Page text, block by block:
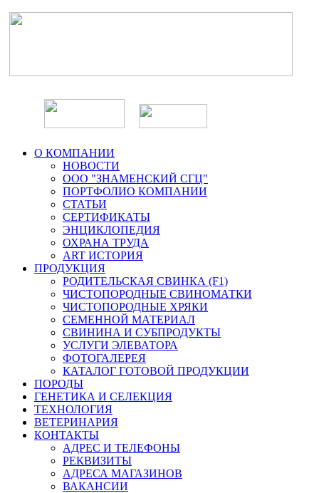
О КОМПАНИИ
НОВОСТИ
ООО "ЗНАМЕНСКИЙ СГЦ"
ПОРТФОЛИО КОМПАНИИ
СТАТЬИ
СЕРТИФИКАТЫ
ЭНЦИКЛОПЕДИЯ
ОХРАНА ТРУДА
ART ИСТОРИЯ
ПРОДУКЦИЯ
РОДИТЕЛЬСКАЯ СВИНКА (F1)
ЧИСТОПОРОДНЫЕ СВИНОМАТКИ
ЧИСТОПОРОДНЫЕ ХРЯКИ
СЕМЕННОЙ МАТЕРИАЛ
СВИНИНА И СУБПРОДУКТЫ
УСЛУГИ ЭЛЕВАТОРА
ФОТОГАЛЕРЕЯ
КАТАЛОГ ГОТОВОЙ ПРОДУКЦИИ
ПОРОДЫ
ГЕНЕТИКА И СЕЛЕКЦИЯ
ТЕХНОЛОГИЯ
ВЕТЕРИНАРИЯ
КОНТАКТЫ
АДРЕС И ТЕЛЕФОНЫ
РЕКВИЗИТЫ
АДРЕСА МАГАЗИНОВ
ВАКАНСИИ